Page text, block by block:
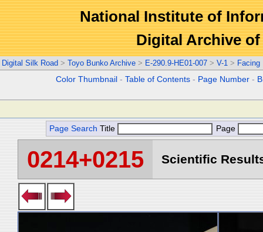
National Institute of
Digital Archive
Digital Silk Road > Toyo Bunko Archive > E-290.9-HE01-007 > V-1 > Facing
Color Thumbnail -Table of Contents - Page Number -
Page Search Title Page
0214+0215 Scientific